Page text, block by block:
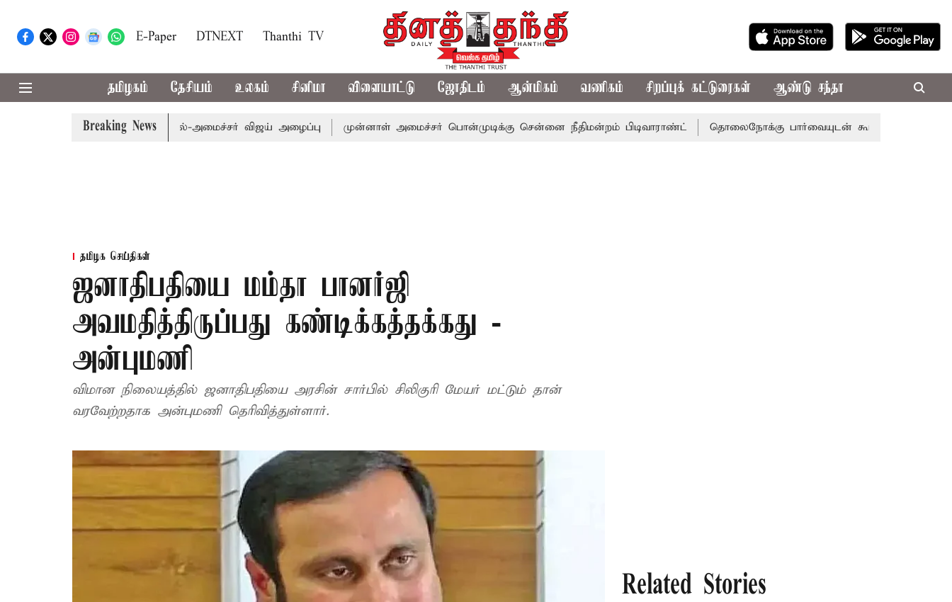
E-Paper DTNEXT Thanthi TV
தமிழகம் தேசியம் உலகம் சினிமா விளையாட்டு ஜோதிடம் ஆன்மிகம் வணிகம் சிறப்புக் கட்டுரைகள் ஆண்டு சந்தா
Breaking News
கூட்டத்துக்கு முதல்-அமைச்சர் விஜய் அழைப்பு முன்னாள் அமைச்சர் பொன்முடிக்கு சென்னை நீதிமன்றம் பிடிவாராண்ட் தொலைநோக்கு பார்வையுடன் கூடிய வேளாண் பட்ஜெட்:
தமிழக செய்திகள்
ஜனாதிபதியை மம்தா பானர்ஜி
அவமதித்திருப்பது கண்டிக்கத்தக்கது -
அன்புமணி
விமான நிலையத்தில் ஜனாதிபதியை அரசின் சார்பில் சிலிகுரி மேயர் மட்டும் தான்
வரவேற்றதாக அன்புமணி தெரிவித்துள்ளார்.
Related Stories